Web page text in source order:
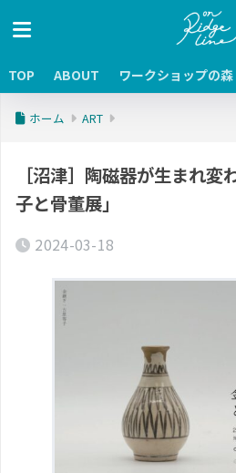
TOP ABOUT ワークショップの森
ホーム ART
［沼津］陶磁器が生まれ
子と骨董展」
2024-03-18